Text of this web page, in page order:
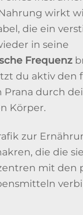
wirkt
die ein
in seine
Frequenz
du aktiv den
Prana durch
Körper.